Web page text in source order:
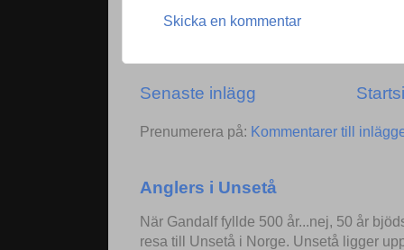
Skicka en kommentar
Senaste inlägg
Prenumerera på: Kommentarer till
Anglers i Unsetå
När Gandalf fyllde 500 år...nej, 50 år
resa till Unsetå i Norge. Unsetå ligger